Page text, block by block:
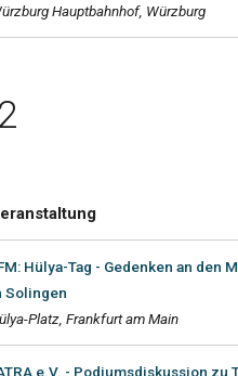
Hauptbahnhof, Würzburg
Hülya-Tag - Gedenken an den
Solingen
Platz, Frankfurt am Main
e.V. - Podiumsdiskussion zu